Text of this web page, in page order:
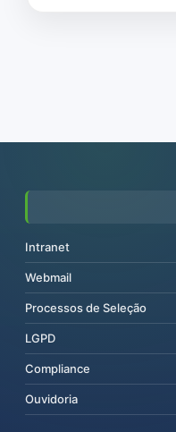
Intranet
Webmail
Processos de Seleção
LGPD
Compliance
Ouvidoria